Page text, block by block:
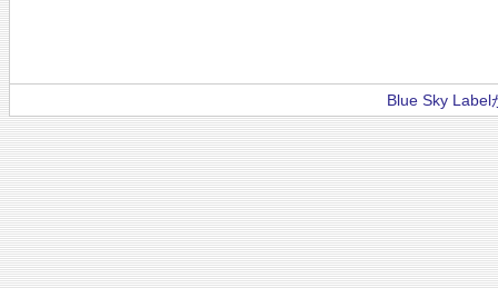
Blue Sky Label